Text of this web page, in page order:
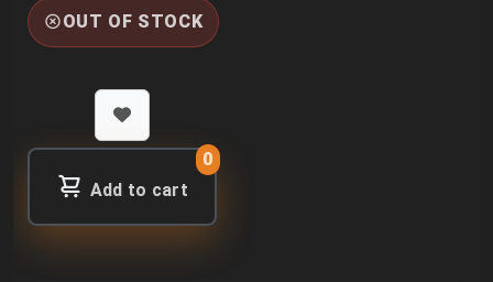
OUT OF STOCK
Add to cart
0